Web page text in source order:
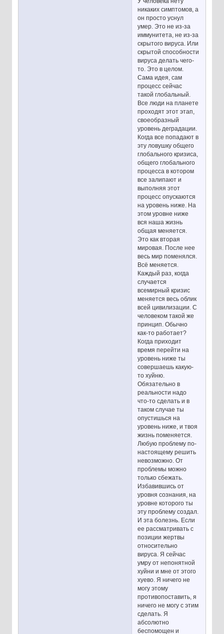
никаких симптомов, а
он просто уснул
умер. Это не из-за
иммунитета, не из-за
скрытого вируса. Или
скрытой способности
вируса делать чего-
то. Это в целом.
Сама идея, сам
процесс сейчас
такой глобальный.
Все люди на планете
проходят этот этап,
своеобразный
уровень деградации.
Когда все попадают в
эту ловушку общего
глобального кризиса,
общего глобального
процесса в котором
все залипают и
выполняя этот
процесс опускаются
на уровень ниже. На
этом уровне ниже
вся наша жизнь
общая меняется.
Это как вторая
мировая. После нее
весь мир поменялся.
Всё меняется.
Каждый раз, когда
случается
всемирный кризис
меняется весь облик
всей цивилизации. С
человеком такой же
принцип. Обычно
как-то работает?
Когда приходит
время перейти на
уровень ниже ты
совершаешь какую-
то хуйню.
Обязательно в
реальности надо
что-то сделать и в
таком случае ты
опустишься на
уровень ниже, и твоя
жизнь поменяется.
Любую проблему по-
настоящему решить
невозможно. От
проблемы можно
только сбежать.
Избавившись от
уровня сознания, на
уровне которого ты
эту проблему создал.
И эта болезнь. Если
ее рассматривать с
позиции жертвы
относительно
вируса. Я сейчас
умру от непонятной
хуйни и мне от этого
хуево. Я ничего не
могу этому
противопоставить, я
ничего не могу с этим
сделать. Я
абсолютно
беспомощен и